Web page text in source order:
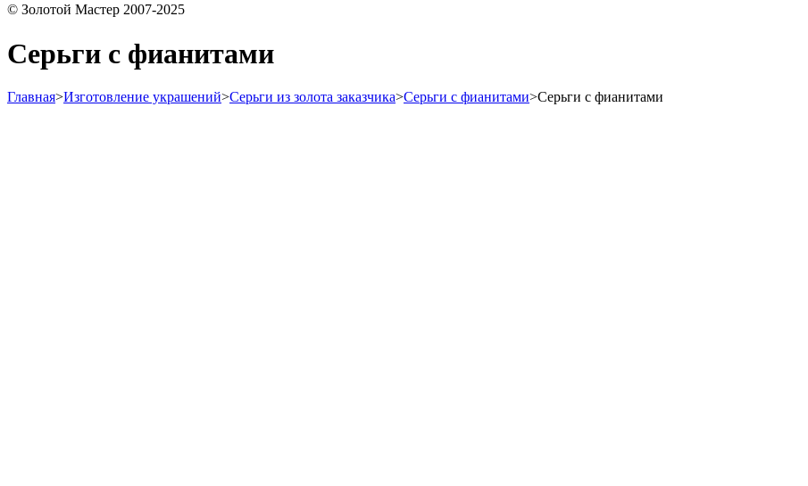
© Золотой Мастер 2007-2025
Серьги с фианитами
Главная>Изготовление украшений>Серьги из золота заказчика>Серьги с фианитами>Серьги с фианитами